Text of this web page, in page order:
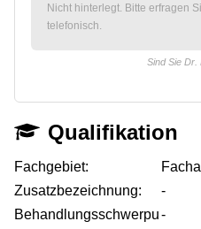
Nicht hinterlegt. Bitte erfragen
telefonisch.
Sind Sie Dr.
Qualifikation
Fachgebiet:
Zusatzbezeichnung:
-
Behandlungsschwerpu-